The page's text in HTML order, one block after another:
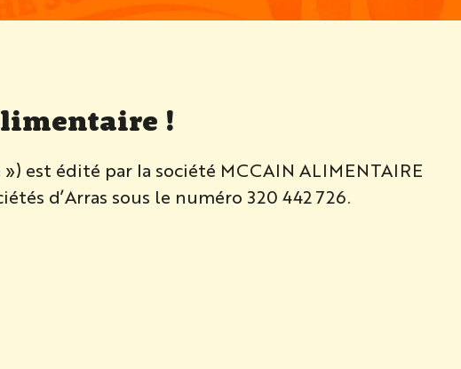
!
est édité par la société MCCAIN ALIMENTAIRE
d’Arras sous le numéro 320 442 726.